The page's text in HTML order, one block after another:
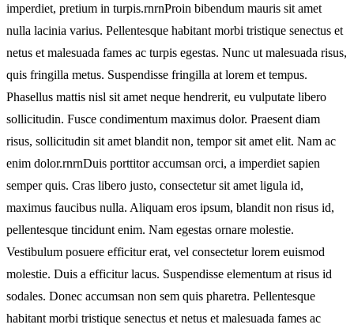
imperdiet, pretium in turpis.rnrnProin bibendum mauris sit amet
nulla lacinia varius. Pellentesque habitant morbi tristique senectus et
netus et malesuada fames ac turpis egestas. Nunc ut malesuada risus,
quis fringilla metus. Suspendisse fringilla at lorem et tempus.
Phasellus mattis nisl sit amet neque hendrerit, eu vulputate libero
sollicitudin. Fusce condimentum maximus dolor. Praesent diam
risus, sollicitudin sit amet blandit non, tempor sit amet elit. Nam ac
enim dolor.rnrnDuis porttitor accumsan orci, a imperdiet sapien
semper quis. Cras libero justo, consectetur sit amet ligula id,
maximus faucibus nulla. Aliquam eros ipsum, blandit non risus id,
pellentesque tincidunt enim. Nam egestas ornare molestie.
Vestibulum posuere efficitur erat, vel consectetur lorem euismod
molestie. Duis a efficitur lacus. Suspendisse elementum at risus id
sodales. Donec accumsan non sem quis pharetra. Pellentesque
habitant morbi tristique senectus et netus et malesuada fames ac